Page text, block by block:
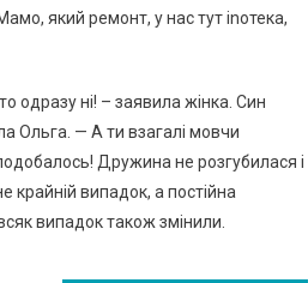
який ремонт, у нас тут іnотека,
одразу ні! – заявила жінка. Син
Ольга. — А ти взагалі мовчи
Дружина не розгубилася і
кpайній випадок, а постійна
випадок також змінили.